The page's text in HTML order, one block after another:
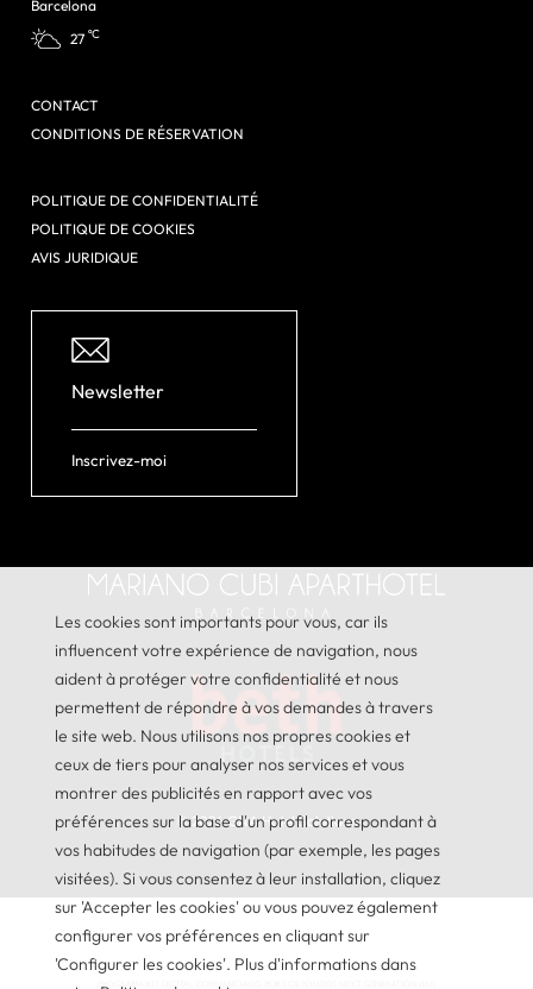
Barcelona
27 ºC
CONTACT
CONDITIONS DE RÉSERVATION
POLITIQUE DE CONFIDENTIALITÉ
POLITIQUE DE COOKIES
AVIS JURIDIQUE
Newsletter
Inscrivez-moi
© 2026GNA Hotel Solutions
Les cookies sont importants pour vous, car ils
influencent votre expérience de navigation, nous
aident à protéger votre confidentialité et nous
permettent de répondre à vos demandes à travers
le site web. Nous utilisons nos propres cookies et
ceux de tiers pour analyser nos services et vous
montrer des publicités en rapport avec vos
préférences sur la base d'un profil correspondant à
vos habitudes de navigation (par exemple, les pages
visitées). Si vous consentez à leur installation, cliquez
sur 'Accepter les cookies' ou vous pouvez également
configurer vos préférences en cliquant sur
'Configurer les cookies'. Plus d'informations dans